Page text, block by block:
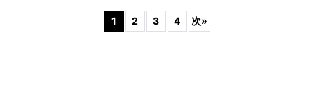
1 2 3 4 次»